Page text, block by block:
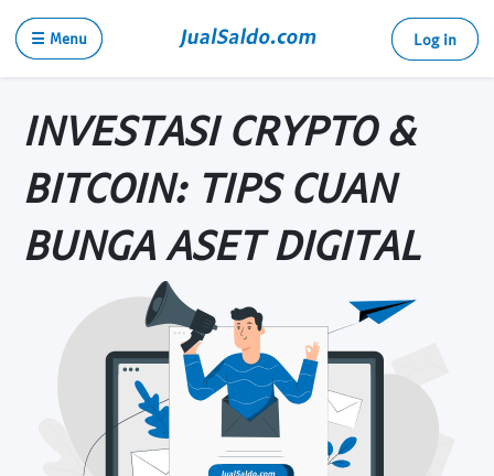
☰ Menu Log in
INVESTASI CRYPTO &
BITCOIN: TIPS CUAN
BUNGA ASET DIGITAL